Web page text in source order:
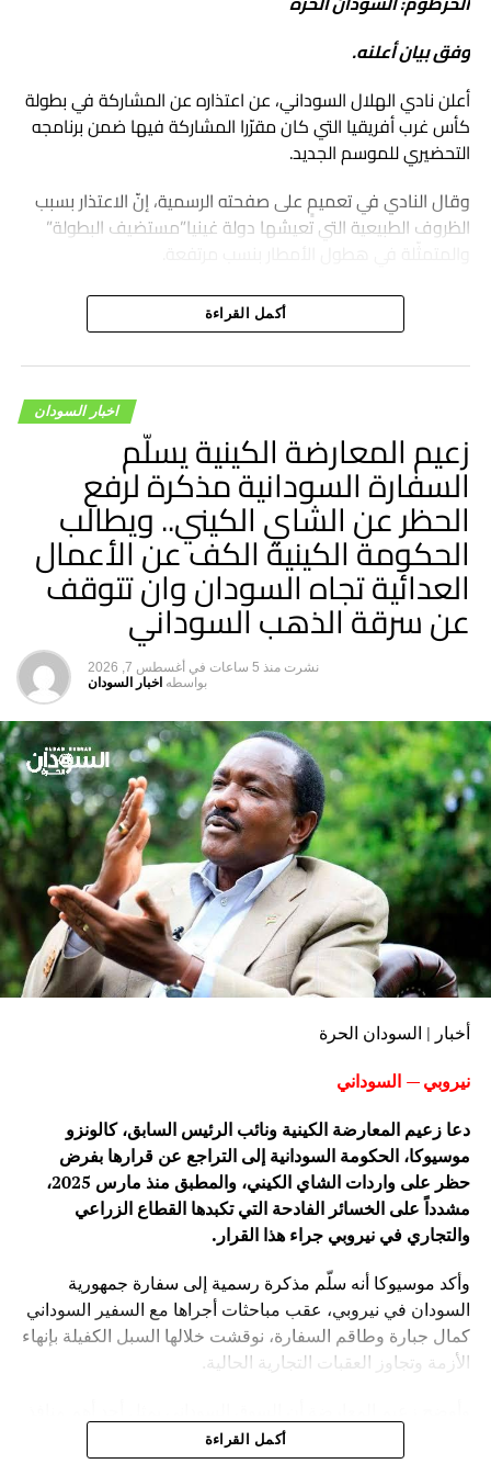
وفق بيان أعلنه.
أعلن نادي الهلال السوداني، عن اعتذاره عن المشاركة في بطولة
كأس غرب أفريقيا التي كان مقرّرا المشاركة فيها ضمن برنامجه
التحضيري للموسم الجديد.
وقال النادي في تعميمٍ على صفحته الرسمية، إنّ الاعتذار بسبب
الظروف الطبيعية التي تعيشها دولة غينيا”مستضيف البطولة”
أكمل القراءة
اخبار السودان
زعيم المعارضة الكينية يسلّم
السفارة السودانية مذكرة لرفع
الحظر عن الشاي الكيني.. ويطالب
الحكومة الكينية الكف عن الأعمال
العدائية تجاه السودان وان تتوقف
عن سرقة الذهب السوداني
نشرت منذ 5 ساعات في أغسطس 7, 2026
بواسطه اخبار السودان
أخبار | السودان الحرة
نيروبي — السوداني
دعا زعيم المعارضة الكينية ونائب الرئيس السابق، كالونزو
موسيوكا، الحكومة السودانية إلى التراجع عن قرارها بفرض
حظر على واردات الشاي الكيني، والمطبق منذ مارس 2025،
مشدداً على الخسائر الفادحة التي تكبدها القطاع الزراعي
والتجاري في نيروبي جراء هذا القرار.
وأكد موسيوكا أنه سلّم مذكرة رسمية إلى سفارة جمهورية
السودان في نيروبي، عقب مباحثات أجراها مع السفير السوداني
كمال جبارة وطاقم السفارة، نوقشت خلالها السبل الكفيلة بإنهاء
الأزمة وتجاوز العقبات التجارية الحالية.
كيلوغرام من الشاي الكيني، بقيمة مالية تصل إلى 70 مليون
أكمل القراءة